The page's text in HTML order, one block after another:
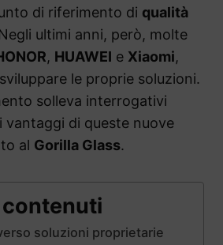
di riferimento di qualità
ultimi anni, però, molte
, HUAWEI e Xiaomi,
le proprie soluzioni.
solleva interrogativi
vantaggi di queste nuove
al Gorilla Glass.
soluzioni proprietarie